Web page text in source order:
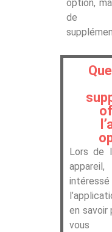
option,
de
Lors de
en savoir
vous